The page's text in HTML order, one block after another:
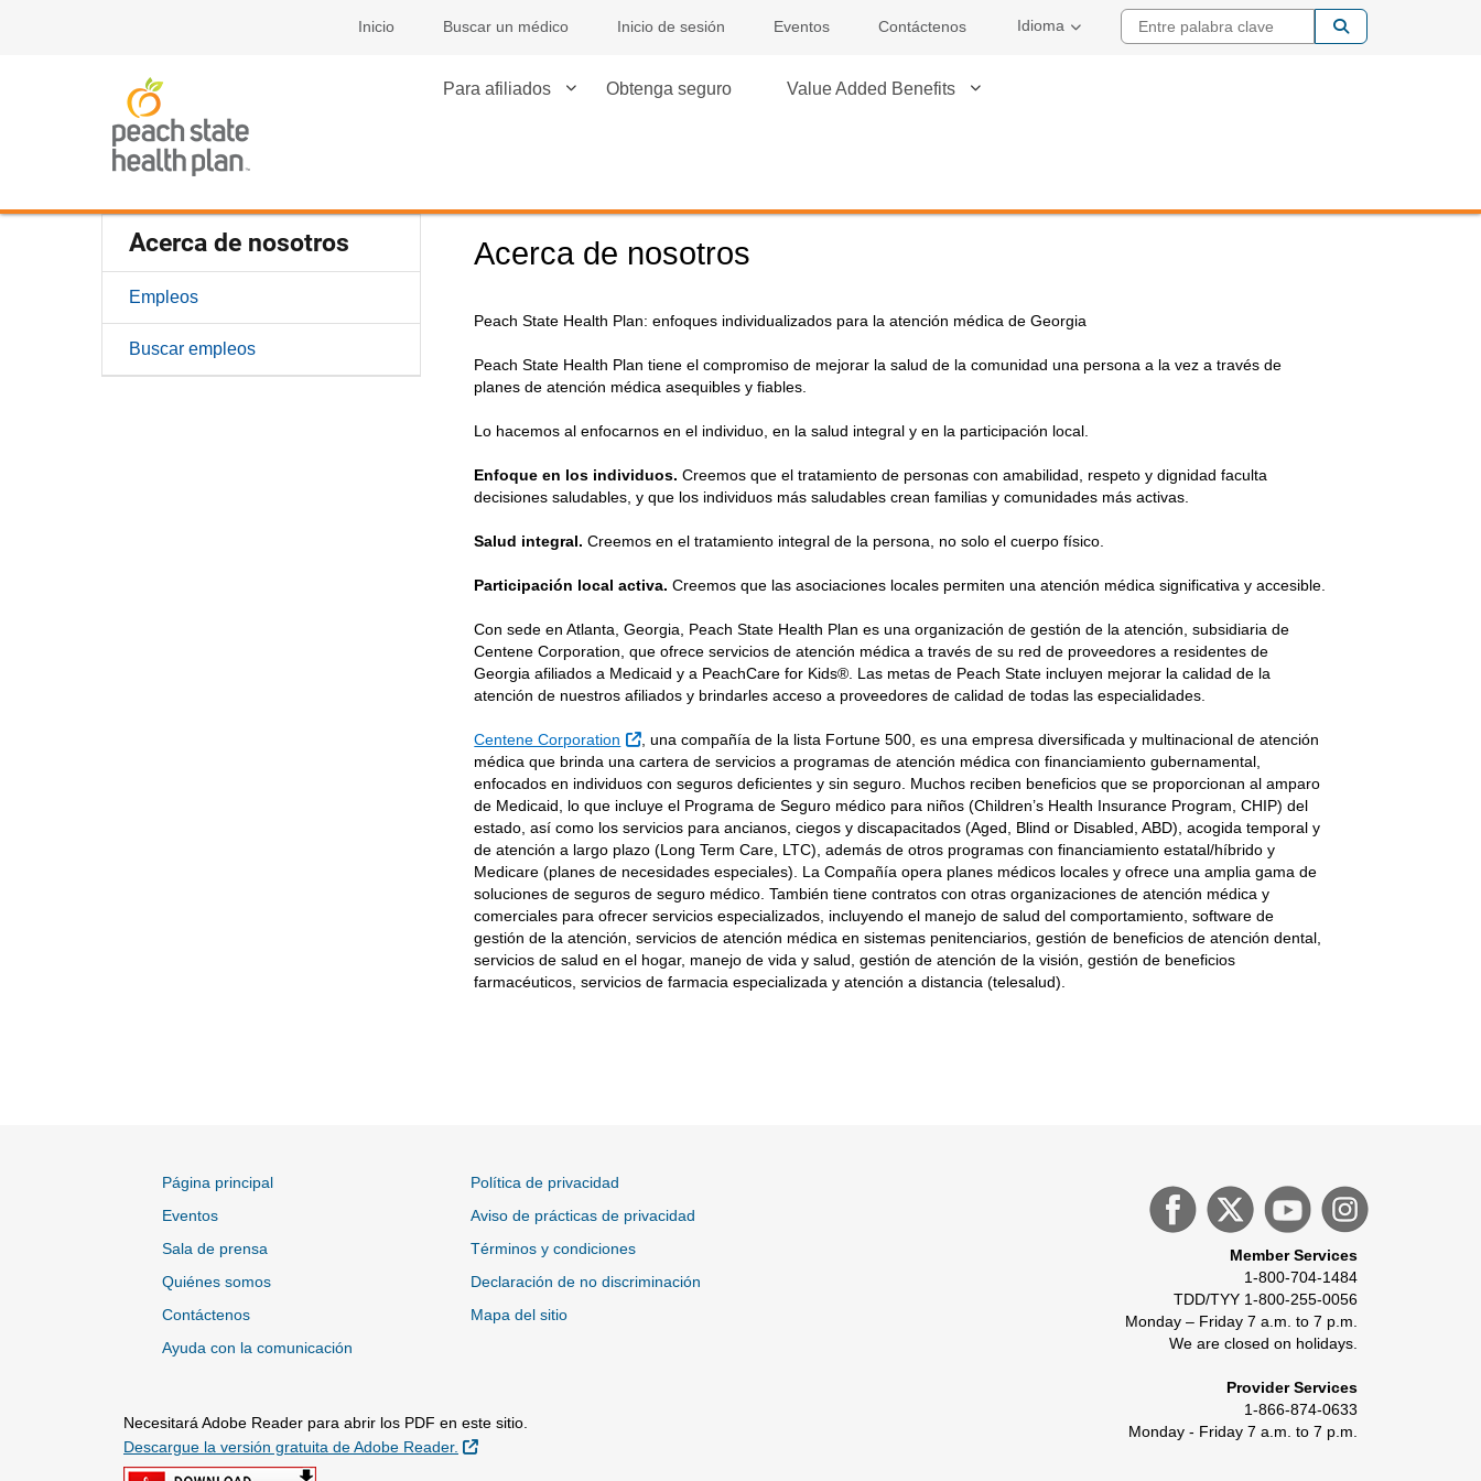
Inicio Buscar un médico Inicio de sesión Eventos Contáctenos Idioma Entre palabra
Para afiliados Obtenga seguro Value Added Benefits
Acerca de nosotros
Empleos
Buscar empleos
Acerca de nosotros
Peach State Health Plan: enfoques individualizados para la atención médica de Georgia
Peach State Health Plan tiene el compromiso de mejorar la salud de la comunidad una persona a la vez a través de
planes de atención médica asequibles y fiables.
Lo hacemos al enfocarnos en el individuo, en la salud integral y en la participación local.
Enfoque en los individuos.Creemos que el tratamiento de personas con amabilidad, respeto y dignidad faculta
decisiones saludables, y que los individuos más saludables crean familias y comunidades más activas.
Salud integral. Creemos en el tratamiento integral de la persona, no solo el cuerpo físico.
Participación local activa.Creemos que las asociaciones locales permiten una atención médica significativa y accesible.
Con sede en Atlanta, Georgia, Peach State Health Plan es una organización de gestión de la atención, subsidiaria de
Centene Corporation, que ofrece servicios de atención médica a través de su red de proveedores a residentes de
Georgia afiliados a Medicaid y a PeachCare for Kids®. Las metas de Peach State incluyen mejorar la calidad de la
atención de nuestros afiliados y brindarles acceso a proveedores de calidad de todas las especialidades.
Centene Corporation Sitio Externo
, una compañía de la lista Fortune 500, es una empresa diversificada y multinacional de atención
médica que brinda una cartera de servicios a programas de atención médica con financiamiento gubernamental,
enfocados en individuos con seguros deficientes y sin seguro. Muchos reciben beneficios que se proporcionan al amparo
de Medicaid, lo que incluye el Programa de Seguro médico para niños (Children’s Health Insurance Program, CHIP) del
estado, así como los servicios para ancianos, ciegos y discapacitados (Aged, Blind or Disabled, ABD), acogida temporal y
de atención a largo plazo (Long Term Care, LTC), además de otros programas con financiamiento estatal/híbrido y
Medicare (planes de necesidades especiales). La Compañía opera planes médicos locales y ofrece una amplia gama de
soluciones de seguros de seguro médico. También tiene contratos con otras organizaciones de atención médica y
comerciales para ofrecer servicios especializados, incluyendo el manejo de salud del comportamiento, software de
gestión de la atención, servicios de atención médica en sistemas penitenciarios, gestión de beneficios de atención dental,
servicios de salud en el hogar, manejo de vida y salud, gestión de atención de la visión, gestión de beneficios
farmacéuticos, servicios de farmacia especializada y atención a distancia (telesalud).
Página principal
Eventos
Sala de prensa
Quiénes somos
Contáctenos
Ayuda con la comunicación
Política de privacidad
Aviso de prácticas de privacidad
Términos y condiciones
Declaración de no discriminación
Mapa del sitio
Necesitará Adobe Reader para abrir los PDF en este sitio.
Descargue la versión gratuita de Adobe Reader.
Sitio Externo
Member Services
1-800-704-1484
TDD/TYY 1-800-255-0056
Monday – Friday 7 a.m. to 7 p.m.
We are closed on holidays.
Provider Services
1-866-874-0633
Monday - Friday 7 a.m. to 7 p.m.